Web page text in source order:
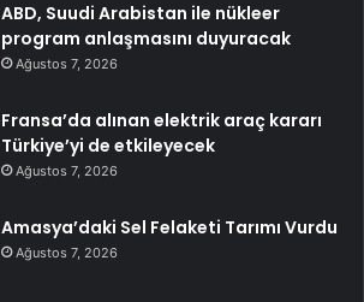
ABD, Suudi Arabistan ile nükleer
program anlaşmasını duyuracak
Ağustos 7, 2026
Fransa’da alınan elektrik araç kararı
Türkiye’yi de etkileyecek
Ağustos 7, 2026
Amasya’daki Sel Felaketi Tarımı Vurdu
Ağustos 7, 2026